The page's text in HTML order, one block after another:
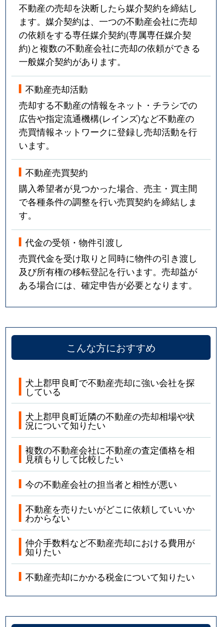
不動産の売却を決断したら媒介契約を締結し
ます。媒介契約は、一つの不動産会社に売却
の依頼をする専任媒介契約(専属専任媒介契
約)と複数の不動産会社に売却の依頼ができる
一般媒介契約があります。
不動産売却活動
売却する不動産の情報をネット・チラシでの
広告や指定流通機構(レインズ)など不動産の
売買情報ネットワークに登録し売却活動を行
います。
不動産売買契約
購入希望者が見つかった場合、売主・買主間
で各種条件の調整を行い売買契約を締結しま
す。
代金の受領・物件引渡し
売買代金を受け取りと同時に物件の引き渡し
及び所有権の移転登記を行います。売却益が
ある場合には、確定申告が必要となります。
こんな方におすすめ
犬上郡甲良町で不動産売却に強い会社を探
している
犬上郡甲良町近隣の不動産の売却相場や状
況について知りたい
複数の不動産会社に不動産の査定価格を相
見積もりして比較したい
今の不動産会社の担当者と相性が悪い
不動産を売りたいがどこに依頼していいか
わからない
仲介手数料など不動産売却における費用が
知りたい
不動産売却にかかる税金について知りたい